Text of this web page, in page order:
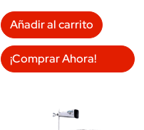
Añadir al carrito
¡Comprar Ahora!